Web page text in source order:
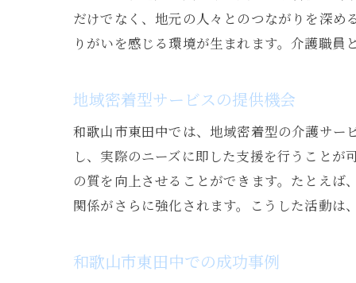
だけでなく、地元の人々とのつながりを深
りがいを感じる環境が生まれます。介護職
地域密着型サービスの提供機会
和歌山市東田中では、地域密着型の介護サ
し、実際のニーズに即した支援を行うこと
の質を向上させることができます。たとえ
関係がさらに強化されます。こうした活動
和歌山市東田中での成功事例